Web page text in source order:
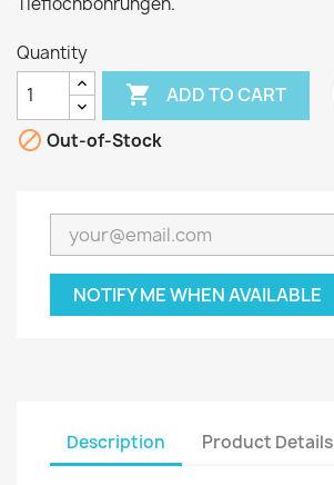
Quantity
 ADD TO CART
 Out-of-Stock
NOTIFY ME WHEN AVAILABLE
Description Product Details